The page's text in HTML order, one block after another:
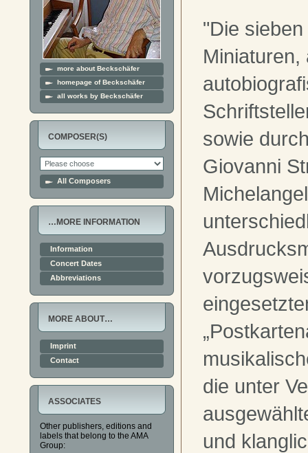
more about Beckschäfer
homepage of Beckschäfer
all works by Beckschäfer
COMPOSER(S)
All Composers
…MORE INFORMATION
Information
Concert Dates
Abbreviations
MORE ABOUT…
Imprint
Contact
ASSOCIATES
Other publishers, editions and
labels that belong to the AMA
Group:
"Die
sowie
Giovanni
die unter
und